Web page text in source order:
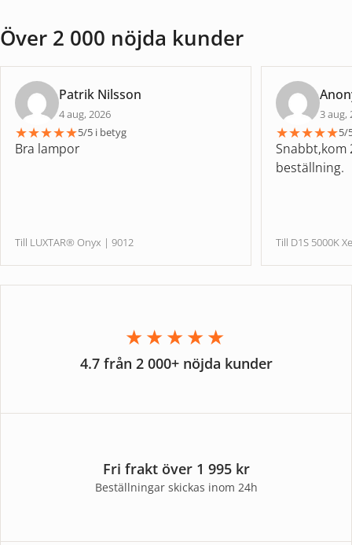
Över 2 000 nöjda kunder
Patrik Nilsson
4 aug, 2026
★★★★★5/5 i betyg
Bra lampor
Till LUXTAR® Onyx | 9012
3 aug,
★★★★★5/
Snabbt,kom
beställning.
Till D1S 5000K
★★★★★
4.7 från 2 000+ nöjda kunder
Fri frakt över 1 995 kr
Beställningar skickas inom 24h